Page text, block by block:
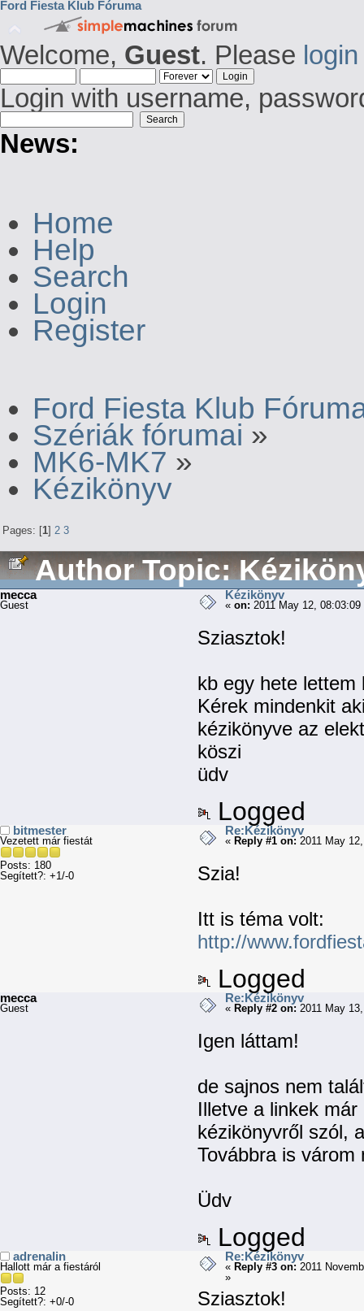
Ford Fiesta Klub Fóruma
Welcome, Guest. Please login
Login with username,
News:
Home
Help
Search
Login
Register
Ford Fiesta Klub
Szériák fórumai »
MK6-MK7 »
Kézikönyv
Pages: [1] 2 3
AuthorTopic:
mecca
Guest
Kézikönyv
« on: 2011 May 12, 08:03:09
Sziasztok!
kb egy hete lettem
Kérek mindenkit
kézikönyve az
köszi
üdv
Logged
bitmester
Vezetett már fiestát
Posts: 180
Segített?: +1/-0
Re:Kézikönyv
« Reply #1 on: 2011 May
Szia!
Itt is téma volt:
http://
Logged
mecca
Guest
Re:Kézikönyv
« Reply #2 on: 2011 May
Igen láttam!
de sajnos nem
Illetve a linkek
kézikönyvről szól,
Továbbra is
Üdv
Logged
adrenalin
Hallott már a fiestáról
Posts: 12
Segített?: +0/-0
Re:Kézikönyv
« Reply #3 on: 2011
»
Sziasztok!